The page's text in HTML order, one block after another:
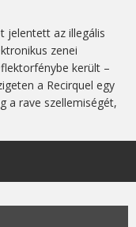
jelentett az illegális
zenei
került –
a Recirquel egy
a rave szellemiségét,